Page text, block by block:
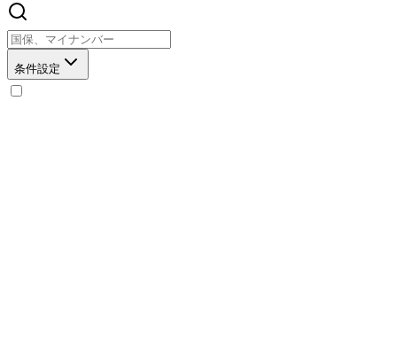
条件設定